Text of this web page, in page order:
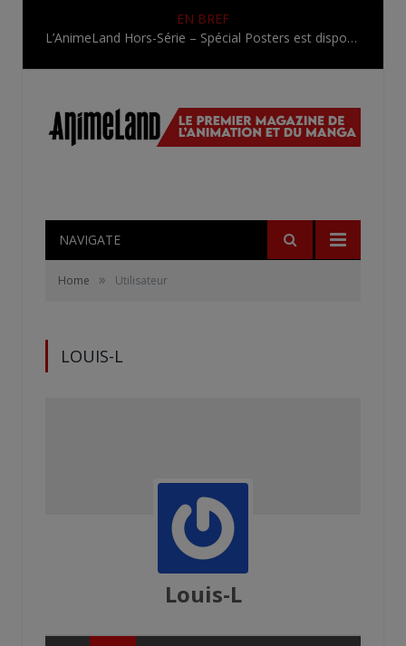
EN BREF
L’AnimeLand Hors-Série – Spécial Posters est disponible !
NAVIGATE
Home » Utilisateur
LOUIS-L
Louis-L